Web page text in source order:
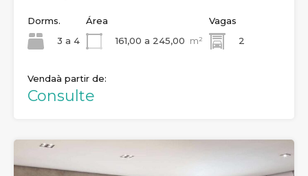
Dorms.
3 a 4
Área
161,00 a 245,00 m²
Vagas
2
Venda
Consulte